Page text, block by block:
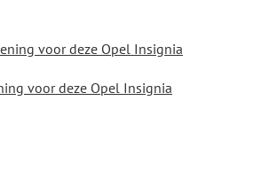
voor deze Opel Insignia
voor deze Opel Insignia